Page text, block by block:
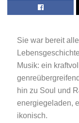
Sie war bereit
Musik: ein
hin zu Soul und
energiegeladen,
ikonisch.